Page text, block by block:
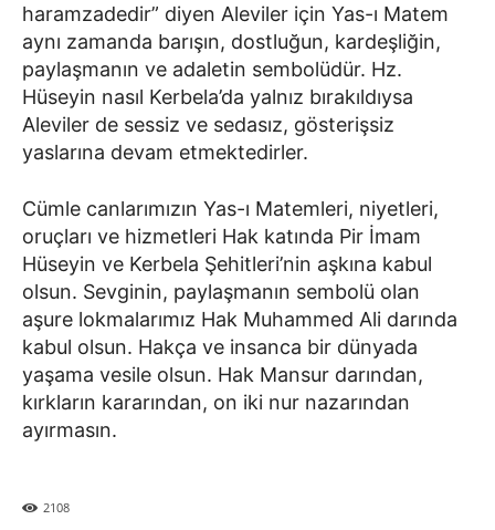
haramzadedir” diyen Aleviler için Yas-ı Matem
aynı zamanda barışın, dostluğun, kardeşliğin,
paylaşmanın ve adaletin sembolüdür. Hz.
Hüseyin nasıl Kerbela’da yalnız bırakıldıysa
Aleviler de sessiz ve sedasız, gösterişsiz
yaslarına devam etmektedirler.
Cümle canlarımızın Yas-ı Matemleri, niyetleri,
oruçları ve hizmetleri Hak katında Pir İmam
Hüseyin ve Kerbela Şehitleri’nin aşkına kabul
olsun. Sevginin, paylaşmanın sembolü olan
aşure lokmalarımız Hak Muhammed Ali darında
kabul olsun. Hakça ve insanca bir dünyada
yaşama vesile olsun. Hak Mansur darından,
kırkların kararından, on iki nur nazarından
ayırmasın.
2108